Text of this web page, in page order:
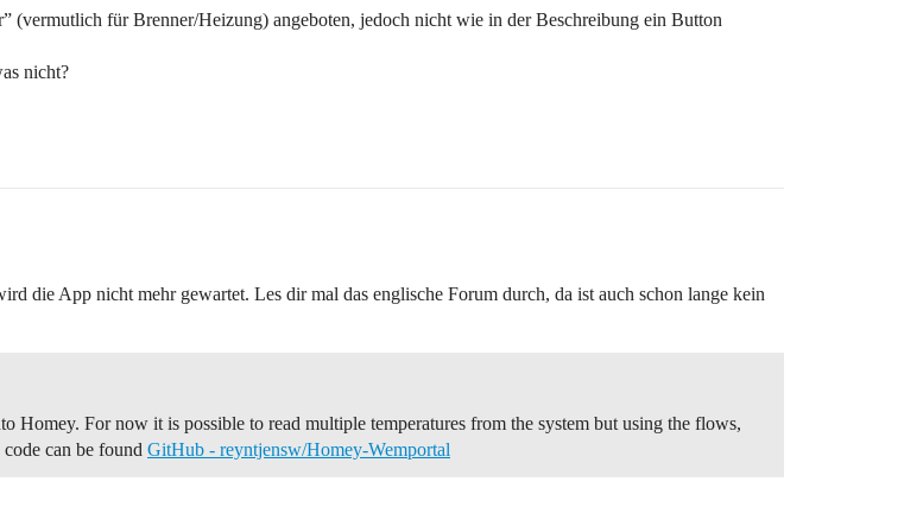
für Brenner/Heizung) angeboten, jedoch nicht wie in der Beschreibung ein Button
nicht?
die App nicht mehr gewartet. Les dir mal das englische Forum durch, da ist auch schon lange kein
Homey. For now it is possible to read multiple temperatures from the system but using the flows,
code can be found GitHub - reyntjensw/Homey-Wemportal